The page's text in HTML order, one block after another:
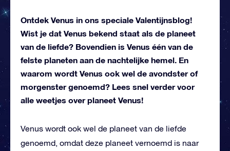
Ontdek Venus in ons speciale Valentijnsblog!
Wist je dat Venus bekend staat als de planeet
van de liefde? Bovendien is Venus één van de
felste planeten aan de nachtelijke hemel. En
waarom wordt Venus ook wel de avondster of
morgenster genoemd? Lees snel verder voor
alle weetjes over planeet Venus!
Venus wordt ook wel de planeet van de liefde
genoemd, omdat deze planeet vernoemd is naar